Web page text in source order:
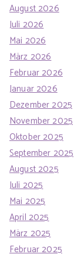
August 2026
Juli 2026
Mai 2026
März 2026
Februar 2026
Januar 2026
Dezember 2025
November 2025
Oktober 2025
September 2025
August 2025
Juli 2025
Mai 2025
April 2025
März 2025
Februar 2025